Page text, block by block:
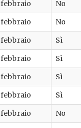
febbraio No
febbraio No
febbraio Sì
febbraio Sì
febbraio Sì
febbraio Sì
febbraio No